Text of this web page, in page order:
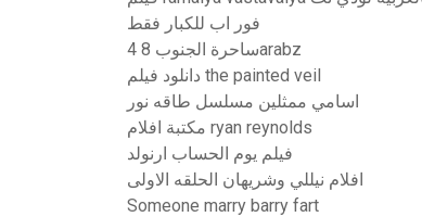
فور اب للكبار فقط
ساحرة الجنوب 8 4arabz
دانلود فیلم the painted veil
اسامي ممثلين مسلسل طاقه نور
مكتبة افلام ryan reynolds
فيلم يوم الحساب ارنولد
افلام نيللي وشريهان الحلقه الاولى
Someone marry barry fart